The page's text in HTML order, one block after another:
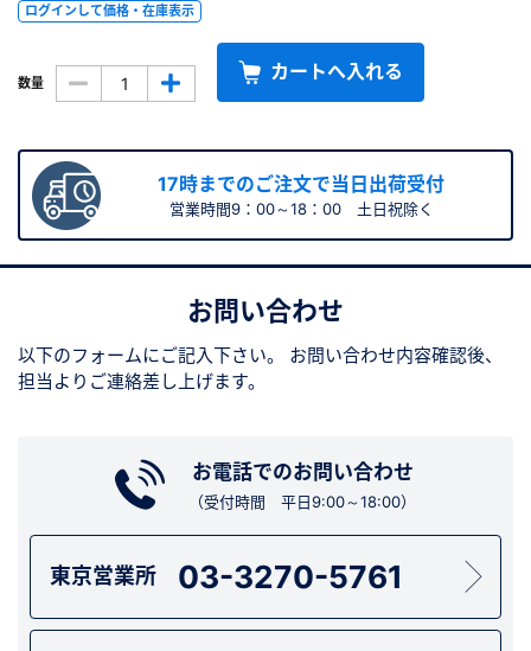
ログインして価格・在庫表示
数量 カートへ入れる
17時までのご注文で当日出荷受付
営業時間9：00～18：00 土日祝除く
お問い合わせ
以下のフォームにご記入下さい。
お問い合わせ内容確認後、
担当よりご連絡差し上げます。
お電話でのお問い合わせ
（受付時間 平日9:00～18:00）
東京営業所 03-3270-5761